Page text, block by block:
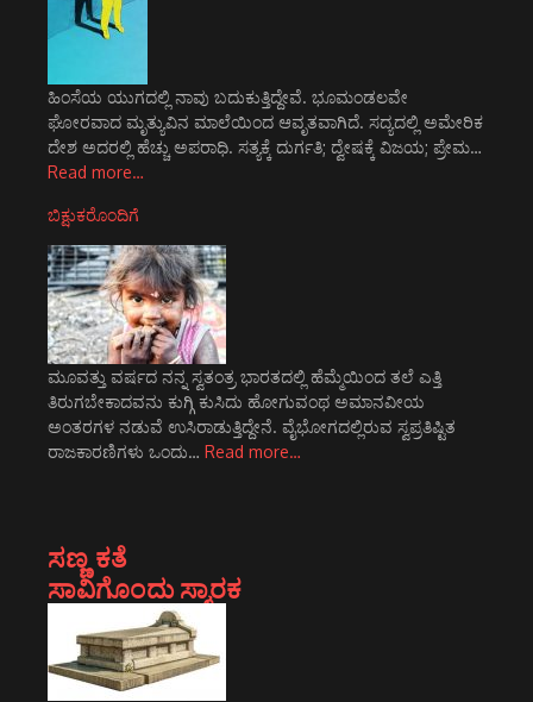
ಹಿಂಸೆಯ ಯುಗದಲ್ಲಿ ನಾವು ಬದುಕುತ್ತಿದ್ದೇವೆ. ಭೂಮಂಡಲವೇ
ಘೋರವಾದ ಮೃತ್ಯುವಿನ ಮಾಲೆಯಿಂದ ಆವೃತವಾಗಿದೆ. ಸದ್ಯದಲ್ಲಿ ಅಮೇರಿಕ
ದೇಶ ಅದರಲ್ಲಿ ಹೆಚ್ಚು ಅಪರಾಧಿ. ಸತ್ಯಕ್ಕೆ ದುರ್ಗತಿ; ದ್ವೇಷಕ್ಕೆ ವಿಜಯ; ಪ್ರೇಮ…
Read more…
ಬಿಕ್ಷುಕರೊಂದಿಗೆ
ಮೂವತ್ತು ವರ್ಷದ ನನ್ನ ಸ್ವತಂತ್ರ ಭಾರತದಲ್ಲಿ ಹೆಮ್ಮೆಯಿಂದ ತಲೆ ಎತ್ತಿ
ತಿರುಗಬೇಕಾದವನು ಕುಗ್ಗಿ ಕುಸಿದು ಹೋಗುವಂಥ ಅಮಾನವೀಯ
ಅಂತರಗಳ ನಡುವೆ ಉಸಿರಾಡುತ್ತಿದ್ದೇನೆ. ವೈಭೋಗದಲ್ಲಿರುವ ಸ್ವಪ್ರತಿಷ್ಟಿತ
ರಾಜಕಾರಣಿಗಳು ಒಂದು… Read more…
ಸಣ್ಣ ಕತೆ
ಸಾವಿಗೊಂದು ಸ್ಮಾರಕ